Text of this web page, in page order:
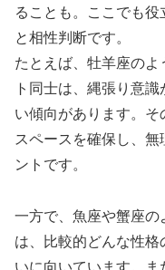
ることも。ここでも
と相性判断です。
たとえば、牡羊座の
ト同士は、縄張り意
い傾向があります。
スペースを確保し、
ントです。
一方で、魚座や蟹座の
は、比較的どんな性
いに向いています。